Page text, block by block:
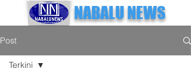
NABALU NEWS
Post
Terkini